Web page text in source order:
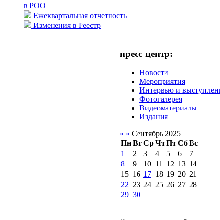
в РОО
Ежеквартальная отчетность
Изменения в Реестр
пресс-центр:
Новости
Мероприятия
Интервью и
Фотогалерея
Видеоматериалы
Издания
» « Сентябрь 2025
ПнВтСрЧтПтСбВс
1
2 3 4 5 6
7
8
9 10 11 12 13 14
15 16 17 18 19 20 21
22 23 24 25 26 27 28
29 30